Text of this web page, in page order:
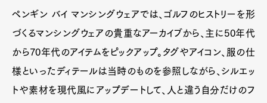
ペンギン バイ マンシングウェアでは、ゴルフのヒストリーを形
づくるマンシングウェアの貴重なアーカイブから、主に50年代
から70年代のアイテムをピックアップ。タグやアイコン、服の仕
様といったディテールは当時のものを参照しながら、シルエッ
トや素材を現代風にアップデートして、人と違う自分だけのフ